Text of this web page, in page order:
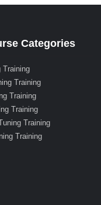
Categories
Training
Training
Training
Training
Training
Training